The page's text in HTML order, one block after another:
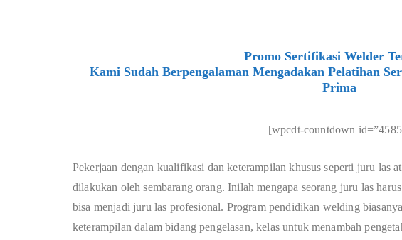
Promo Sertifikasi Welder
Kami Sudah Berpengalaman Mengadakan Pelatihan
Prima
[wpcdt-countdown
Pekerjaan dengan kualifikasi dan keterampilan khusus seperti juru las
dilakukan oleh sembarang orang. Inilah mengapa seorang juru las
bisa menjadi juru las profesional. Program pendidikan welding
keterampilan dalam bidang pengelasan, kelas untuk menambah